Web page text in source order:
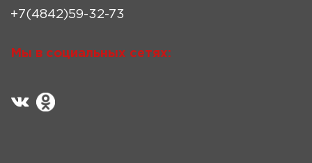
+7(4842)59-32-73
Мы в социальных сетях: